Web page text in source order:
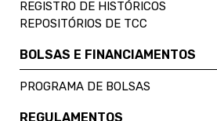
REGISTRO DE HISTÓRICOS
REPOSITÓRIOS DE TCC
BOLSAS E FINANCIAMENTOS
PROGRAMA DE BOLSAS
REGULAMENTOS